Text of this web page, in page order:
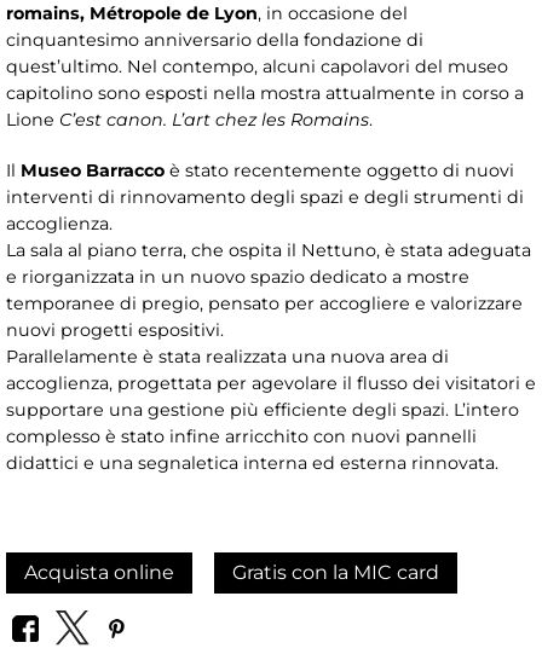
romains, Métropole de Lyon, in occasione del
cinquantesimo anniversario della fondazione di
quest’ultimo. Nel contempo, alcuni capolavori del museo
capitolino sono esposti nella mostra attualmente in corso a
Lione C’est canon. L’art chez les Romains.
Il Museo Barracco è stato recentemente oggetto di nuovi
interventi di rinnovamento degli spazi e degli strumenti di
accoglienza.
La sala al piano terra, che ospita il Nettuno, è stata adeguata
e riorganizzata in un nuovo spazio dedicato a mostre
temporanee di pregio, pensato per accogliere e valorizzare
nuovi progetti espositivi.
Parallelamente è stata realizzata una nuova area di
accoglienza, progettata per agevolare il flusso dei visitatori e
supportare una gestione più efficiente degli spazi. L’intero
complesso è stato infine arricchito con nuovi pannelli
didattici e una segnaletica interna ed esterna rinnovata.
Acquista online Gratis con la MIC card